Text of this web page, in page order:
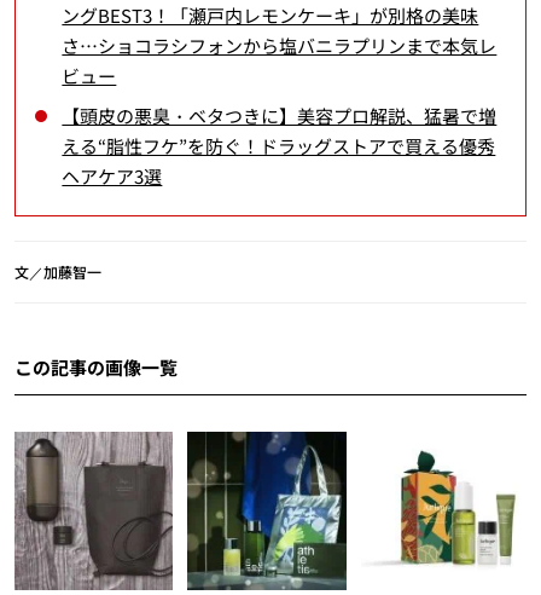
ングBEST3！「瀬戸内レモンケーキ」が別格の美味
さ…ショコラシフォンから塩バニラプリンまで本気レ
ビュー
【頭皮の悪臭・ベタつきに】美容プロ解説、猛暑で増
える“脂性フケ”を防ぐ！ドラッグストアで買える優秀
ヘアケア3選
文／加藤智一
この記事の画像一覧